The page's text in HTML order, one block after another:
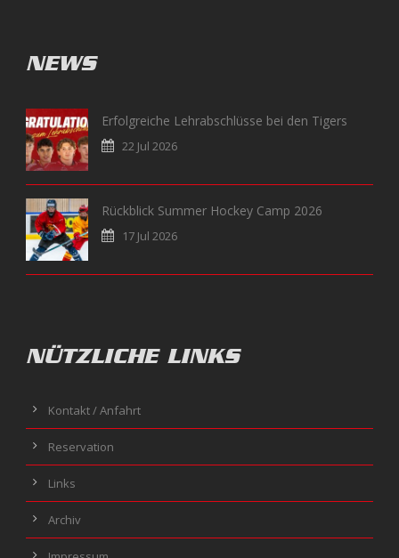
NEWS
Erfolgreiche Lehrabschlüsse bei den Tigers
22 Jul 2026
Rückblick Summer Hockey Camp 2026
17 Jul 2026
NÜTZLICHE LINKS
Kontakt / Anfahrt
Reservation
Links
Archiv